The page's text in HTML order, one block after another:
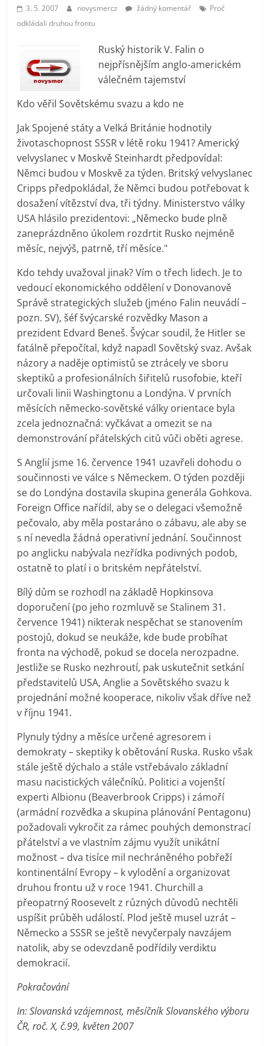
prospívá?
3. 5. 2007 novysmercz žádný komentář
Proč
odkládali druhou frontu
Ruský historik V. Falin o
nejpřísnějším anglo-americkém
válečném tajemství
Kdo věřil Sovětskému svazu a kdo ne
Jak Spojené státy a Velká Británie hodnotily
životaschopnost SSSR v létě roku 1941? Americký
velvyslanec v Moskvě Steinhardt předpovídal:
Němci budou v Moskvě za týden. Britský velvyslanec
Cripps předpokládal, že Němci budou potřebovat k
dosažení vítězství dva, tři týdny. Ministerstvo války
USA hlásilo prezidentovi: „Německo bude plně
zaneprázdněno úkolem rozdrtit Rusko nejméně
měsíc, nejvýš, patrně, tří měsíce."
Kdo tehdy uvažoval jinak? Vím o třech lidech. Je to
vedoucí ekonomického oddělení v Donovanově
Správě strategických služeb (jméno Falin neuvádí –
pozn. SV), šéf švýcarské rozvědky Mason a
prezident Edvard Beneš. Švýcar soudil, že Hitler se
fatálně přepočítal, když napadl Sovětský svaz. Avšak
názory a naděje optimistů se ztrácely ve sboru
skeptiků a profesionálních šiřitelů rusofobie, kteří
určovali linii Washingtonu a Londýna. V prvních
měsících německo-sovětské války orientace byla
zcela jednoznačná: vyčkávat a omezit se na
demonstrování přátelských citů vůči oběti agrese.
S Anglií jsme 16. července 1941 uzavřeli dohodu o
součinnosti ve válce s Německem. O týden později
se do Londýna dostavila skupina generála Gohkova.
Foreign Office nařídil, aby se o delegaci všemožně
pečovalo, aby měla postaráno o zábavu, ale aby se
s ní nevedla žádná operativní jednání. Součinnost
po anglicku nabývala nezřídka podivných podob,
ostatně to platí i o britském nepřátelství.
Bílý dům se rozhodl na základě Hopkinsova
doporučení (po jeho rozmluvě se Stalinem 31.
července 1941) nikterak nespěchat se stanovením
postojů, dokud se neukáže, kde bude probíhat
fronta na východě, pokud se docela nerozpadne.
Jestliže se Rusko nezhroutí, pak uskutečnit setkání
představitelů USA, Anglie a Sovětského svazu k
projednání možné kooperace, nikoliv však dříve než
v říjnu 1941.
Plynuly týdny a měsíce určené agresorem i
demokraty – skeptiky k obětování Ruska. Rusko však
stále ještě dýchalo a stále vstřebávalo základní
masu nacistických válečníků. Politici a vojenští
experti Albionu (Beaverbrook Cripps) i zámoří
(armádní rozvědka a skupina plánování Pentagonu)
požadovali vykročit za rámec pouhých demonstrací
přátelství a ve vlastním zájmu využít unikátní
možnost – dva tisíce mil nechráněného pobřeží
kontinentální Evropy – k vylodění a organizovat
druhou frontu už v roce 1941. Churchill a
přeopatrný Roosevelt z různých důvodů nechtěli
uspíšit průběh událostí. Plod ještě musel uzrát –
Německo a SSSR se ještě nevyčerpaly navzájem
natolik, aby se odevzdaně podřídily verdiktu
demokracií.
Pokračování
In: Slovanská vzájemnost, měsíčník Slovanského výboru
ČR, roč. X, č.99, květen 2007